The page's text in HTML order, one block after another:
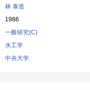
林 泰造
1986
一般研究(C)
水工学
中央大学